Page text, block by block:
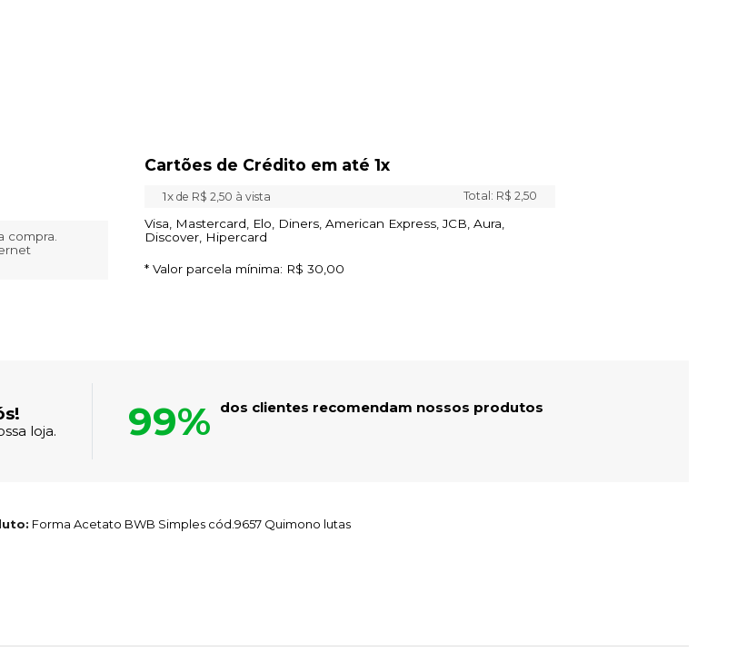
compra.
Cartões de Crédito em até 1x
1x de R$ 2,50 à vista Total: R$ 2,50
Visa, Mastercard, Elo, Diners, American Express, JCB, Aura,
Discover, Hipercard
* Valor parcela mínima: R$ 30,00
loja. 99% dos clientes recomendam nossos produtos
Forma Acetato BWB Simples cód.9657 Quimono lutas